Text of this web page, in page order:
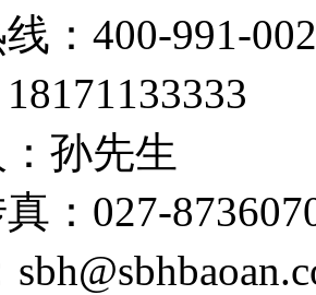
：400-991-
孙先生
：027-